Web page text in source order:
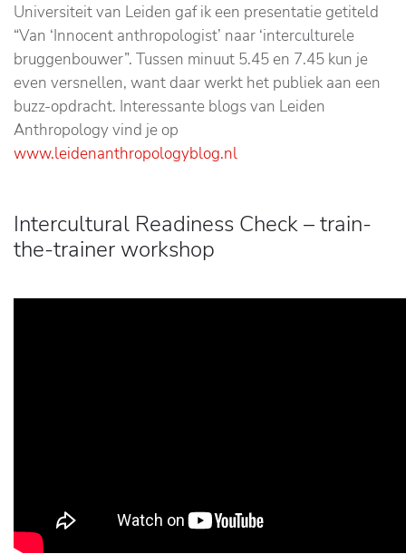
Universiteit van Leiden gaf ik een presentatie getiteld
“Van ‘Innocent anthropologist’ naar ‘interculturele
bruggenbouwer”. Tussen minuut 5.45 en 7.45 kun je
even versnellen, want daar werkt het publiek aan een
buzz-opdracht. Interessante blogs van Leiden
Anthropology vind je op
www.leidenanthropologyblog.nl
Intercultural Readiness Check – train-
the-trainer workshop